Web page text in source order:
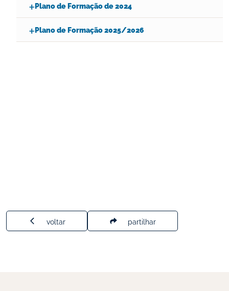
Plano de Formação de 2024
Plano de Formação 2025/2026
voltar partilhar